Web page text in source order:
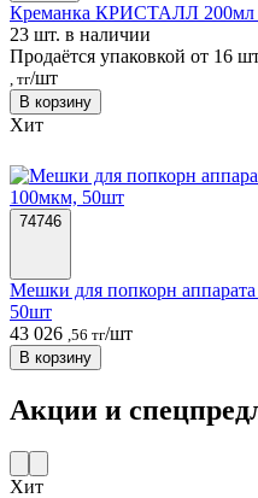
Креманка КРИСТАЛЛ 200мл
23 шт. в наличии
Продаётся упаковкой от 16
, тг/шт
В корзину
Хит
74746
Мешки для попкорн
50шт
43 026 ,56 тг/шт
В корзину
Акции и
Хит